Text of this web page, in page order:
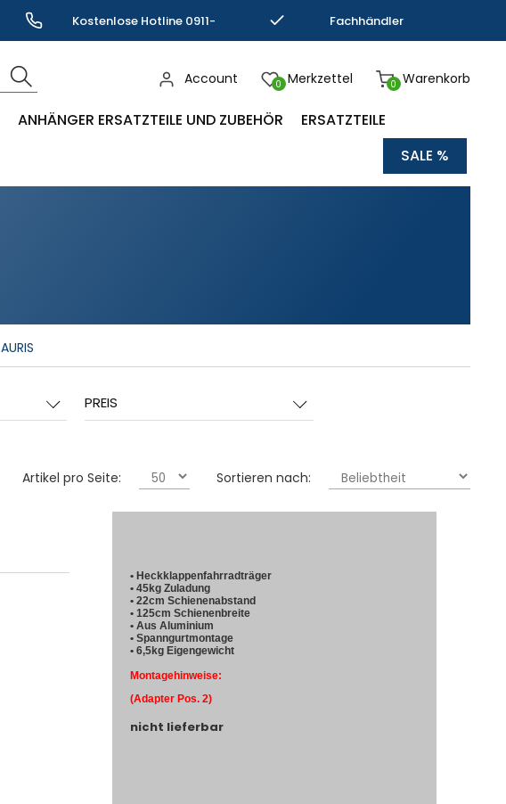
Kostenlose Hotline 0911- Fachhändler
0 Warenkorb
0 Merkzettel
Account
ANHÄNGER ERSATZTEILE UND ZUBEHÖR
ERSATZTEILE
SALE %
AURIS
PREIS
Sortieren nach:
Artikel pro Seite:
• Heckklappenfahrradträger
• 45kg Zuladung
• 22cm Schienenabstand
• 125cm Schienenbreite
• Aus Aluminium
• Spanngurtmontage
• 6,5kg Eigengewicht
Montagehinweise:
(Adapter Pos. 2)
nicht lieferbar